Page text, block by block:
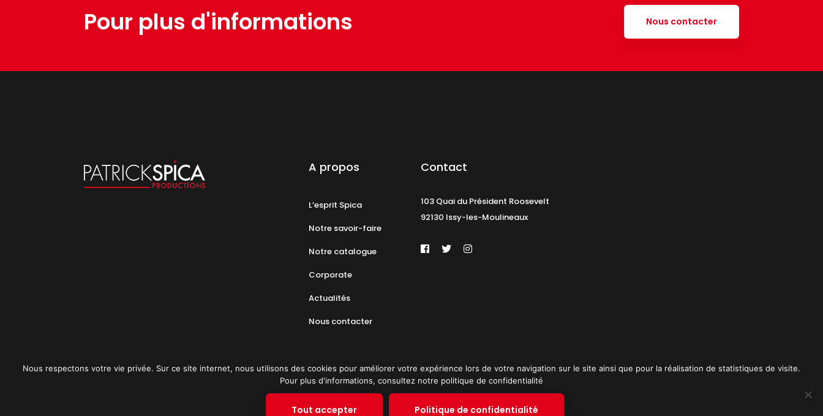
Pour plus d'informations Nous contacter
A propos
L’esprit Spica
Notre savoir-faire
Notre catalogue
Corporate
Actualités
Nous contacter
Contact
103 Quai du Président Roosevelt
92130 Issy-les-Moulineaux
Politique de confidentialité Plan du site © 2019 PATRICK SPICA PRODUCTIONS. Tous droits réservés.
Nous respectons votre vie privée. Sur ce site internet, nous utilisons des cookies pour améliorer votre expérience lors de votre navigation sur le site ainsi que pour la réalisation de statistiques de visite.
Pour plus d'informations, consultez notre politique de confidentialité
Tout accepter Politique de confidentialité